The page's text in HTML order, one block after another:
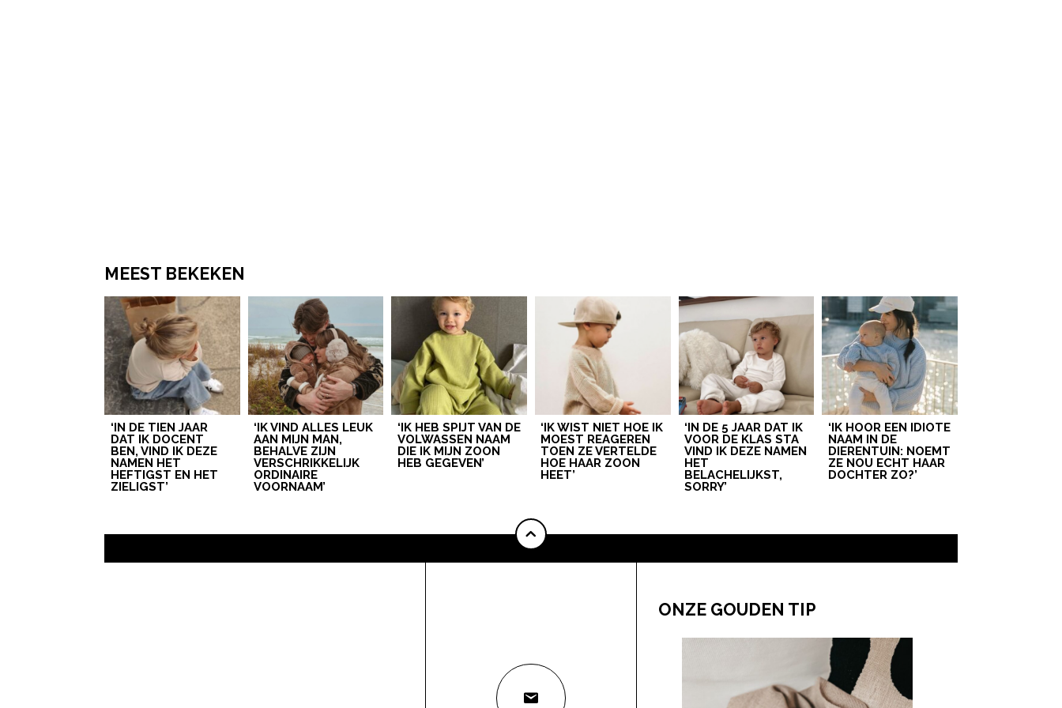
MEEST BEKEKEN
‘IN DE TIEN JAAR
DAT IK DOCENT
BEN, VIND IK DEZE
NAMEN HET
HEFTIGST EN HET
ZIELIGST’
‘IK VIND ALLES LEUK
AAN MIJN MAN,
BEHALVE ZIJN
VERSCHRIKKELIJK
ORDINAIRE
VOORNAAM’
‘IK HEB SPIJT VAN DE
VOLWASSEN NAAM
DIE IK MIJN ZOON
HEB GEGEVEN’
‘IK WIST NIET HOE IK
MOEST REAGEREN
TOEN ZE VERTELDE
HOE HAAR ZOON
HEET’
‘IN DE 5 JAAR DAT IK
VOOR DE KLAS STA
VIND IK DEZE NAMEN
HET
BELACHELIJKST,
SORRY’
‘IK HOOR EEN IDIOTE
NAAM IN DE
DIERENTUIN: NOEMT
ZE NOU ECHT HAAR
DOCHTER ZO?’
ONZE GOUDEN TIP